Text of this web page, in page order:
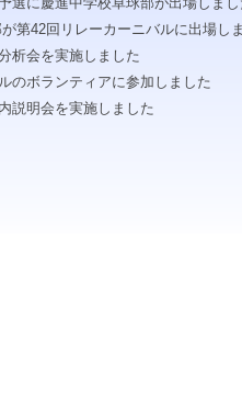
第42回リレーカーニバルに出場し
析会を実施しました
のボランティアに参加しました
説明会を実施しました